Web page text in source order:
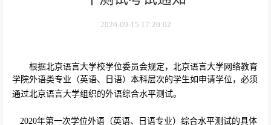
2020-09-15 17:20:02
根据北京语言大学校学位委员会规定，北京语言大学网络教育
学院外语类专业（英语、日语）本科层次的学生如申请学位，必须
通过北京语言大学组织的外语综合水平测试。
2020年第一次学位外语（英语、日语专业）综合水平测试的具体